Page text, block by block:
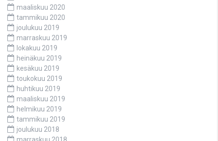
maaliskuu 2020
tammikuu 2020
joulukuu 2019
marraskuu 2019
lokakuu 2019
heinäkuu 2019
kesäkuu 2019
toukokuu 2019
huhtikuu 2019
maaliskuu 2019
helmikuu 2019
tammikuu 2019
joulukuu 2018